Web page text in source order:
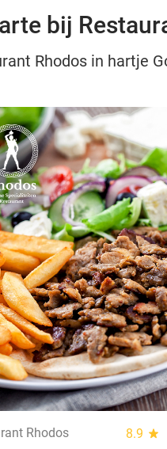
bij
Rhodos in hartje
Rhodos 8.9 star